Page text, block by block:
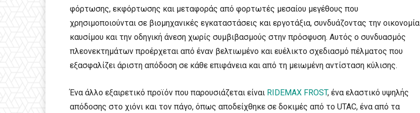
φόρτωσης, εκφόρτωσης και μεταφοράς από φορτωτές μεσαίου μεγέθους που
χρησιμοποιούνται σε βιομηχανικές εγκαταστάσεις και εργοτάξια, συνδυάζοντας την οικονομία
καυσίμου και την οδηγική άνεση χωρίς συμβιβασμούς στην πρόσφυση. Αυτός ο συνδυασμός
πλεονεκτημάτων προέρχεται από έναν βελτιωμένο και ευέλικτο σχεδιασμό πέλματος που
εξασφαλίζει άριστη απόδοση σε κάθε επιφάνεια και από τη μειωμένη αντίσταση κύλισης.
Ένα άλλο εξαιρετικό προϊόν που παρουσιάζεται είναι RIDEMAX FROST, ένα ελαστικό υψηλής
απόδοσης στο χιόνι και τον πάγο, όπως αποδείχθηκε σε δοκιμές από το UTAC, ένα από τα